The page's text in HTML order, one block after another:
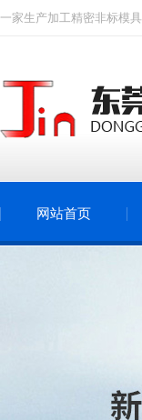
一家生产加工精密非标模具
网站首页